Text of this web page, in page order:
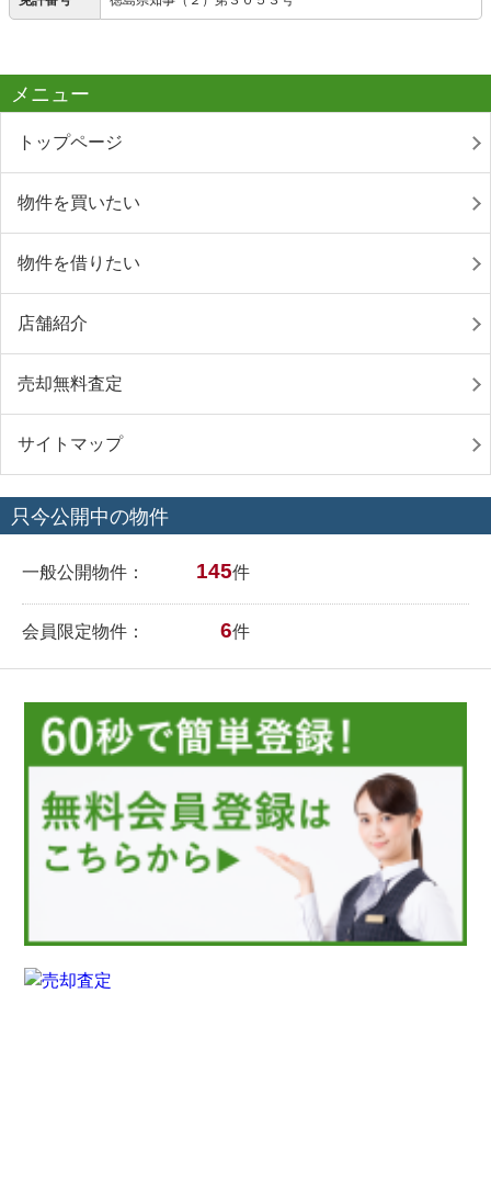
メニュー
トップページ
物件を買いたい
物件を借りたい
店舗紹介
売却無料査定
サイトマップ
只今公開中の物件
一般公開物件： 145件
会員限定物件： 6件